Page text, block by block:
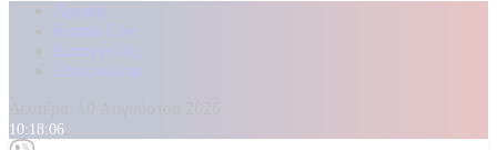
Αρχική
Kontra Live
Καταγγελίες
Επικοινωνία
10:18:07